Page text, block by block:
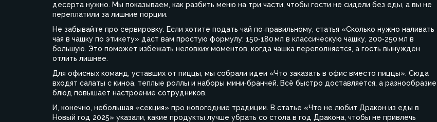
десерта нужно. Мы показываем, как разбить меню на три части, чтобы гости не сидели без еды, а вы не
переплатили за лишние порции.
Не забывайте про сервировку. Если хотите подать чай по‑правильному, статья «Сколько нужно наливать
чая в чашку по этикету» даст вам простую формулу: 150‑180 мл в классическую чашку, 200‑250 мл в
большую. Это поможет избежать неловких моментов, когда чашка переполняется, а гость вынужден
отлить лишнее.
Для офисных команд, уставших от пиццы, мы собрали идеи «Что заказать в офис вместо пиццы». Сюда
входят салаты с киноа, теплые роллы и наборы мини‑бранчей. Всё быстро доставляется, а разнообразие
блюд повышает настроение сотрудников.
И, конечно, небольшая «секция» про новогодние традиции. В статье «Что не любит Дракон из еды в
Новый год 2025» указали, какие продукты лучше убрать со стола в год Дракона, чтобы не привлечь